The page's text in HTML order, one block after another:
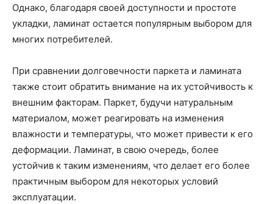
Однако, благодаря своей доступности и простоте
укладки, ламинат остается популярным выбором для
многих потребителей.
При сравнении долговечности паркета и ламината
также стоит обратить внимание на их устойчивость к
внешним факторам. Паркет, будучи натуральным
материалом, может реагировать на изменения
влажности и температуры, что может привести к его
деформации. Ламинат, в свою очередь, более
устойчив к таким изменениям, что делает его более
практичным выбором для некоторых условий
эксплуатации.